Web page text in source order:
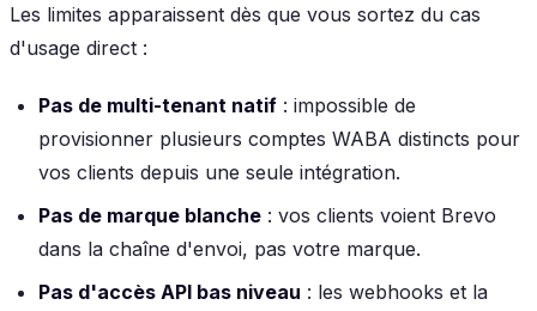
Les limites apparaissent dès que vous sortez du cas
d'usage direct :
Pas de multi-tenant natif : impossible de
provisionner plusieurs comptes WABA distincts pour
vos clients depuis une seule intégration.
Pas de marque blanche : vos clients voient Brevo
dans la chaîne d'envoi, pas votre marque.
Pas d'accès API bas niveau : les webhooks et la